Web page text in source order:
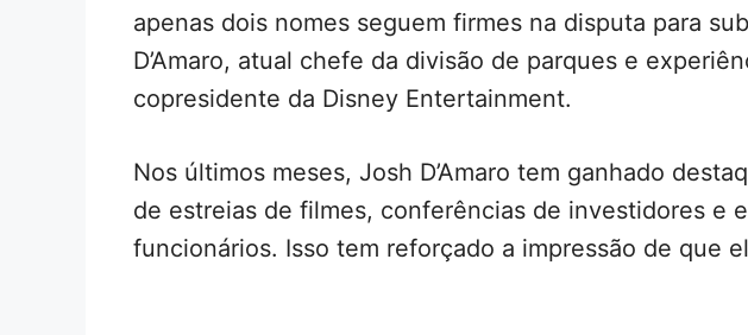
apenas dois nomes seguem firmes na disputa para
D’Amaro, atual chefe da divisão de parques e
copresidente da Disney Entertainment.
Nos últimos meses, Josh D’Amaro tem ganhado
de estreias de filmes, conferências de investidores e
funcionários. Isso tem reforçado a impressão de que